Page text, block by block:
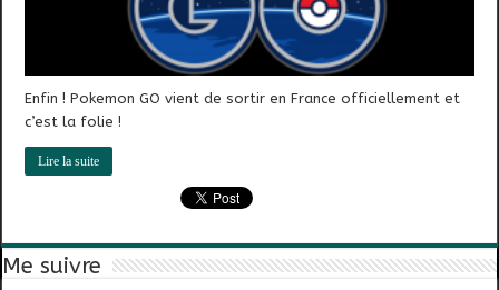
Enfin ! Pokemon GO vient de sortir en France officiellement et
c’est la folie !
Lire la suite
Me suivre